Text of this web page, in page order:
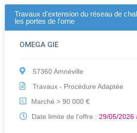
Travaux d'extension du réseau de
les portes de l'orne
OMEGA GIE
57360 Amnéville
Travaux - Procédure Adaptée
€
Marché > 90 000 €
Date limite de l'offre : 29/05/2026